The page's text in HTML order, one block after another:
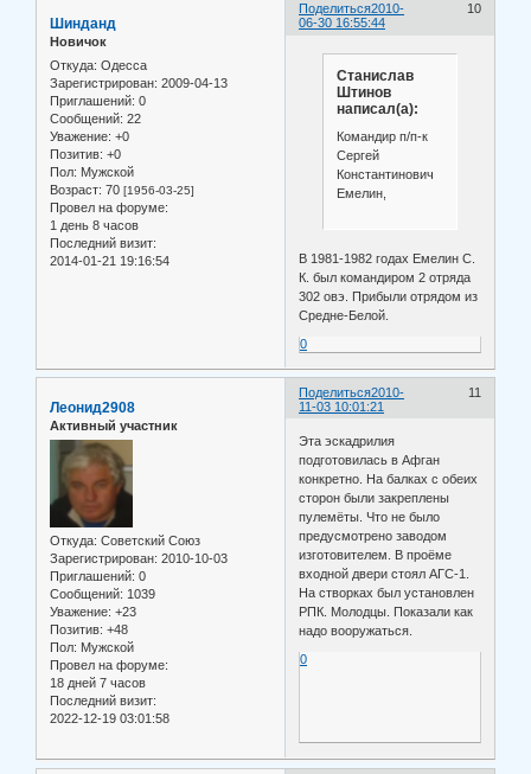
Поделиться 10
2010-
06-30 16:55:44
Шинданд
Новичок
Откуда: Одесса
Зарегистрирован: 2009-04-13
Приглашений: 0
Сообщений: 22
Уважение: +0
Позитив: +0
Пол: Мужской
Возраст: 70 [1956-03-25]
Провел на форуме:
1 день 8 часов
Последний визит:
2014-01-21 19:16:54
Станислав
Штинов
написал(а):
Командир п/п-к
Сергей
Константинович
Емелин,
В 1981-1982 годах Емелин С.
К. был командиром 2 отряда
302 овэ. Прибыли отрядом из
Средне-Белой.
0
Поделиться 11
2010-
11-03 10:01:21
Леонид2908
Активный участник
Откуда: Советский Союз
Зарегистрирован: 2010-10-03
Приглашений: 0
Сообщений: 1039
Уважение: +23
Позитив: +48
Пол: Мужской
Провел на форуме:
18 дней 7 часов
Последний визит:
2022-12-19 03:01:58
Эта эскадрилия
подготовилась в Афган
конкретно. На балках с обеих
сторон были закреплены
пулемёты. Что не было
предусмотрено заводом
изготовителем. В проёме
входной двери стоял АГС-1.
На створках был установлен
РПК. Молодцы. Показали как
надо вооружаться.
0